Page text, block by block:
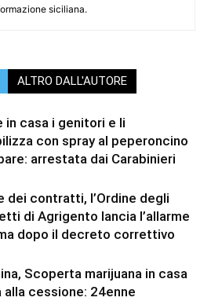
siciliana.
ALTRO DALL'AUTORE
in casa i genitori e li
con spray al peperoncino
arrestata dai Carabinieri
dei contratti, l’Ordine degli
di Agrigento lancia l’allarme
dopo il decreto correttivo
Scoperta marijuana in casa
alla cessione: 24enne